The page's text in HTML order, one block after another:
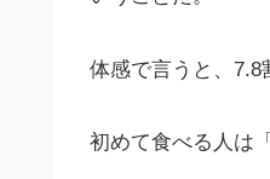
体感で言うと、7.8
初めて食べる人は